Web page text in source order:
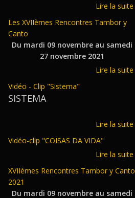
Lire la suite
Les XVIIèmes Rencontres Tambor y
Canto
Du mardi 09 novembre au samedi
27 novembre 2021
Lire la suite
Vidéo - Clip "Sistema"
SISTEMA
Lire la suite
Vidéo-clip "COISAS DA VIDA"
Lire la suite
XVIIèmes Rencontres Tambor y Canto
2021
Du mardi 09 novembre au samedi